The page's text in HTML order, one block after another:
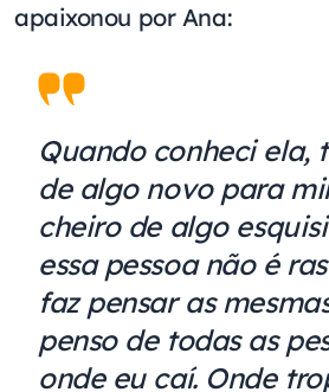
apaixonou por Ana:
Quando conheci ela,
de algo novo para
cheiro de algo
essa pessoa não é
faz pensar as
penso de todas as
onde eu caí. Onde